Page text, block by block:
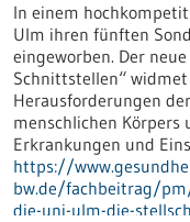
In einem
Ulm ihren fünften
eingeworben. Der
Schnittstellen“
Herausforderungen
menschlichen
Erkrankungen und
https://
bw.de/fachbeitrag/
die-uni-ulm-die-